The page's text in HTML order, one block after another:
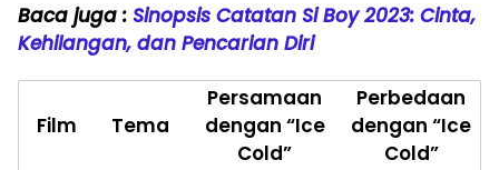
Baca juga : Sinopsis Catatan Si Boy 2023: Cinta,
Kehilangan, dan Pencarian Diri
Film Tema
Persamaan
dengan “Ice
Cold”
Perbedaan
dengan “Ice
Cold”